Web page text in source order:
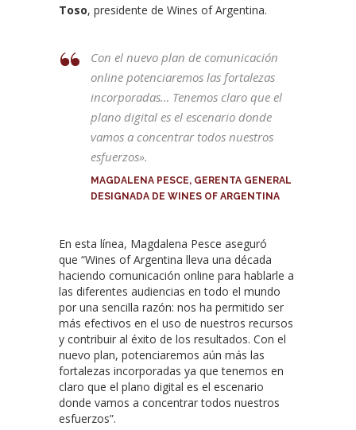
Toso, presidente de Wines of Argentina.
Con el nuevo plan de comunicación
online potenciaremos las fortalezas
incorporadas… Tenemos claro que el
plano digital es el escenario donde
vamos a concentrar todos nuestros
esfuerzos».
MAGDALENA PESCE, GERENTA GENERAL
DESIGNADA DE WINES OF ARGENTINA
En esta línea, Magdalena Pesce aseguró
que “Wines of Argentina lleva una década
haciendo comunicación online para hablarle a
las diferentes audiencias en todo el mundo
por una sencilla razón: nos ha permitido ser
más efectivos en el uso de nuestros recursos
y contribuir al éxito de los resultados. Con el
nuevo plan, potenciaremos aún más las
fortalezas incorporadas ya que tenemos en
claro que el plano digital es el escenario
donde vamos a concentrar todos nuestros
esfuerzos”.